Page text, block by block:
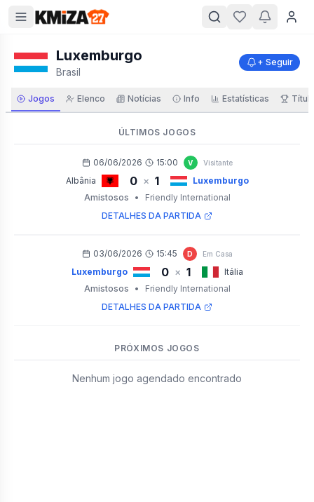
Luxemburgo
Brasil
+ Seguir
Jogos Elenco Notícias Info Estatísticas
ÚLTIMOS JOGOS
06/06/2026 15:00 V Visitante
Albânia 0 × 1
Luxemburgo
Amistosos
•
Friendly International
DETALHES DA PARTIDA
03/06/2026 15:45 D Em Casa
Luxemburgo 0 × 1
Itália
Amistosos
•
Friendly International
DETALHES DA PARTIDA
PRÓXIMOS JOGOS
Nenhum jogo agendado encontrado